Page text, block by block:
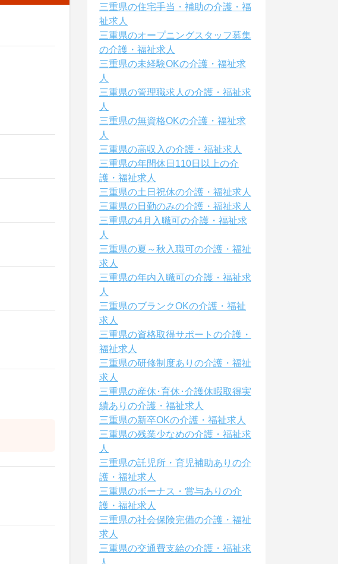
三重県の住宅手当・補助の介護・福
祉求人
三重県のオープニングスタッフ募集
の介護・福祉求人
三重県の未経験OKの介護・福祉求
人
三重県の管理職求人の介護・福祉求
人
三重県の無資格OKの介護・福祉求
人
三重県の高収入の介護・福祉求人
三重県の年間休日110日以上の介
護・福祉求人
三重県の土日祝休の介護・福祉求人
三重県の日勤のみの介護・福祉求人
三重県の4月入職可の介護・福祉求
人
三重県の夏～秋入職可の介護・福祉
求人
三重県の年内入職可の介護・福祉求
人
三重県のブランクOKの介護・福祉
求人
三重県の資格取得サポートの介護・
福祉求人
三重県の研修制度ありの介護・福祉
求人
三重県の産休･育休･介護休暇取得実
績ありの介護・福祉求人
三重県の新卒OKの介護・福祉求人
三重県の残業少なめの介護・福祉求
人
三重県の託児所・育児補助ありの介
護・福祉求人
三重県のボーナス・賞与ありの介
護・福祉求人
三重県の社会保険完備の介護・福祉
求人
三重県の交通費支給の介護・福祉求